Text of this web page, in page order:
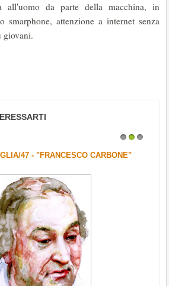
all'uomo da parte della macchina, in
smarphone, attenzione a internet senza
giovani.
47 - "FRANCESCO CARBONE"